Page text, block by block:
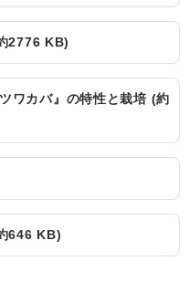
2776 KB)
ワカバ』の特性と栽培 (約
646 KB)